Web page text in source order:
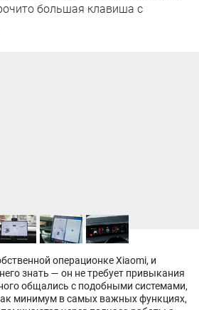
большая клавиша с
операционке Xiaomi, и
знать — он не требует привыкания
общались с подобными системами,
минимум в самых важных функциях,